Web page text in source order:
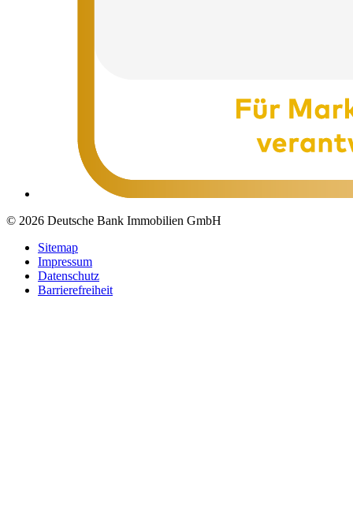
© 2026 Deutsche Bank Immobilien GmbH
Sitemap
Impressum
Datenschutz
Barrierefreiheit